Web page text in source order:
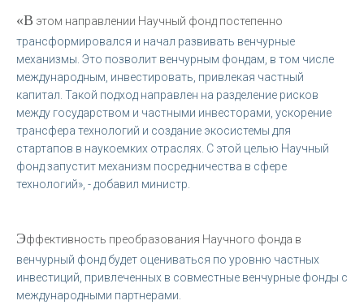
«В этом направлении Научный фонд постепенно
трансформировался и начал развивать венчурные
механизмы. Это позволит венчурным фондам, в том числе
международным, инвестировать, привлекая частный
капитал. Такой подход направлен на разделение рисков
между государством и частными инвесторами, ускорение
трансфера технологий и создание экосистемы для
стартапов в наукоемких отраслях. С этой целью Научный
фонд запустит механизм посредничества в сфере
технологий», - добавил министр.
Эффективность преобразования Научного фонда в
венчурный фонд будет оцениваться по уровню частных
инвестиций, привлеченных в совместные венчурные фонды с
международными партнерами.